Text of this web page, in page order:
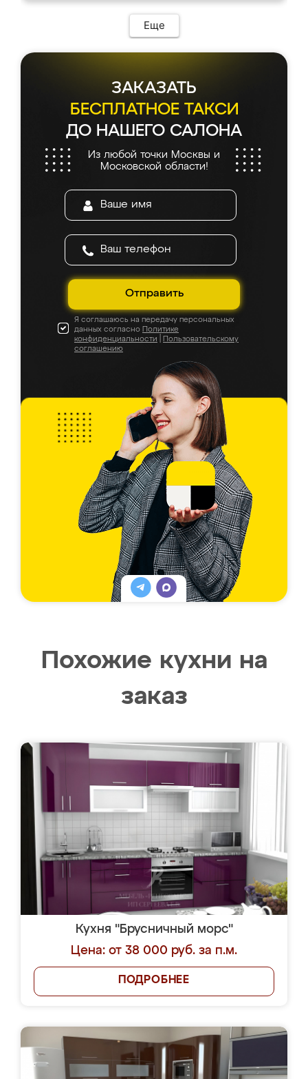
Еще
ЗАКАЗАТЬ
БЕСПЛАТНОЕ ТАКСИ
ДО НАШЕГО САЛОНА
Из любой точки Москвы и
Московской области!
Отправить
Я соглашаюсь на передачу персональных
данных согласно Политике
конфиденциальности
Пользовательскому
соглашению
Похожие кухни на
заказ
Кухня "Брусничный морс"
Цена: от 38 000 руб. за п.м.
ПОДРОБНЕЕ